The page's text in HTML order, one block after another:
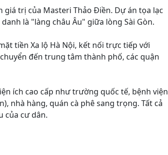
trị của Masteri Thảo Điền. Dự án tọa lạc
là "làng châu Âu" giữa lòng Sài Gòn.
tiền Xa lộ Hà Nội, kết nối trực tiếp với
đến trung tâm thành phố, các quận
ích cao cấp như trường quốc tế, bệnh viện
nhà hàng, quán cà phê sang trọng. Tất cả
của cư dân.